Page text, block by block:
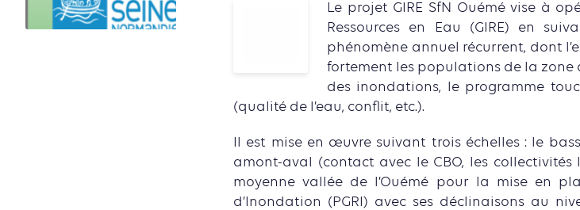
Le projet GIRE SfN Ouémé vise à
Ressources en Eau (GIRE) en
phénomène annuel récurrent, dont
fortement les populations de la zone
des inondations, le programme
(qualité de l’eau, conflit, etc.).
Il est mise en œuvre suivant trois échelles : le
amont-aval (contact avec le CBO, les
moyenne vallée de l’Ouémé pour la mise en
d’Inondation (PGRI) avec ses déclinaisons au